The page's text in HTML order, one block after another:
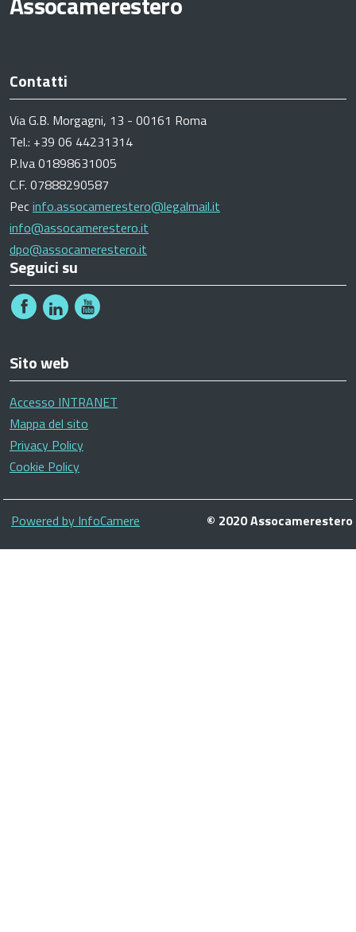
Contatti
Via G.B. Morgagni, 13 - 00161 Roma
Tel.: +39 06 44231314
P.Iva 01898631005
C.F. 07888290587
Pecinfo.assocamerestero@legalmail.it
info@assocamerestero.it
dpo@assocamerestero.it
Seguici su
Sito web
Accesso INTRANET
Mappa del sito
Privacy Policy
Cookie Policy
Piè
di
Powered by InfoCamere © 2020 Assocamerestero